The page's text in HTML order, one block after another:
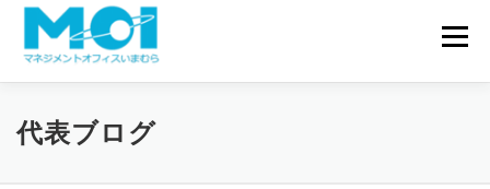
コンテンツへスキップ
メニ
代表ブログ